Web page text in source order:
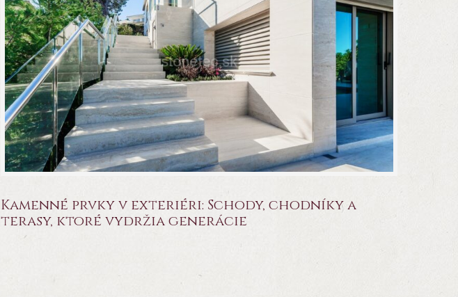
Kamenné prvky v exteriéri: Schody, chodníky a
terasy, ktoré vydržia generácie